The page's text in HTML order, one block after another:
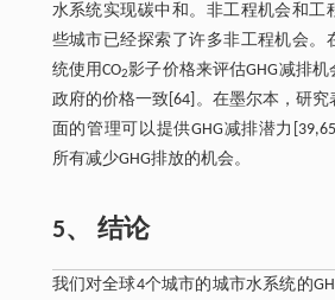
水系统实现碳中和。非工程机会和工
些城市已经探索了许多非工程机会。
统使用CO2影子价格来评估GHG减排
政府的价格一致[64]。在墨尔本，研
面的管理可以提供GHG减排潜力
所有减少GHG排放的机会。
5、 结论
我们对全球4个城市的城市水系统的